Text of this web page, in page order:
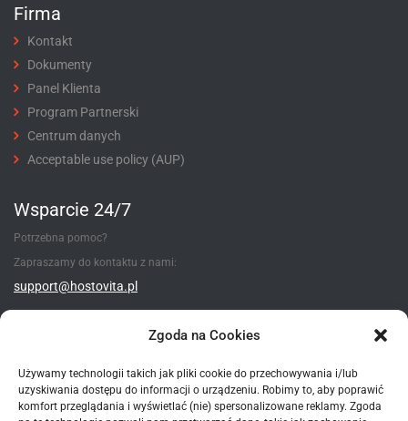
Zgoda na Cookies
Używamy technologii takich jak pliki cookie do przechowywania i/lub
uzyskiwania dostępu do informacji o urządzeniu. Robimy to, aby poprawić
komfort przeglądania i wyświetlać (nie) spersonalizowane reklamy. Zgoda
Firma
Kontakt
Dokumenty
Panel Klienta
Program Partnerski
Centrum danych
Acceptable use policy (AUP)
Wsparcie 24/7
Potrzebna pomoc?
Zapraszamy do kontaktu z nami:
support@hostovita.pl
Metody płatności